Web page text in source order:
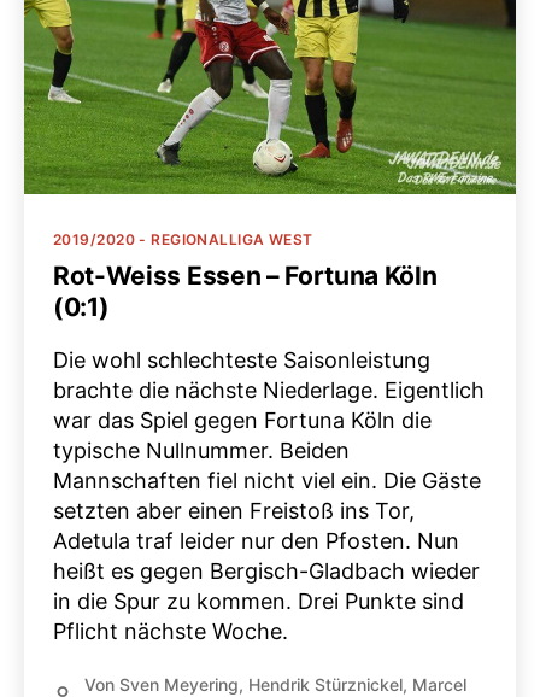
Kategorien
2019/2020 - REGIONALLIGA WEST
Rot-Weiss Essen – Fortuna Köln
(0:1)
Die wohl schlechteste Saisonleistung
brachte die nächste Niederlage. Eigentlich
war das Spiel gegen Fortuna Köln die
typische Nullnummer. Beiden
Mannschaften fiel nicht viel ein. Die Gäste
setzten aber einen Freistoß ins Tor,
Adetula traf leider nur den Pfosten. Nun
heißt es gegen Bergisch-Gladbach wieder
in die Spur zu kommen. Drei Punkte sind
Pflicht nächste Woche.
Von Sven Meyering, Hendrik Stürznickel, Marcel